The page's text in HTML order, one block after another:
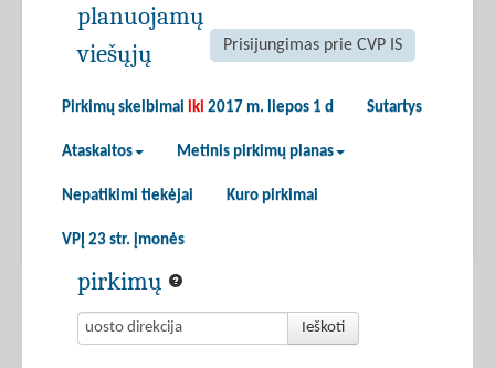
Prisijungimas prie CVP IS
Pirkimų skelbimai iki 2017 m. liepos 1 d Sutartys
Ataskaitos Metinis pirkimų planas
Nepatikimi tiekėjai Kuro pirkimai
VPĮ 23 str. įmonės
planuojamų
viešųjų
pirkimų
Ieškoti